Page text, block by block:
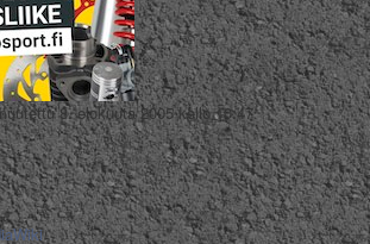
8. elokuuta 2005 kello 10.47.